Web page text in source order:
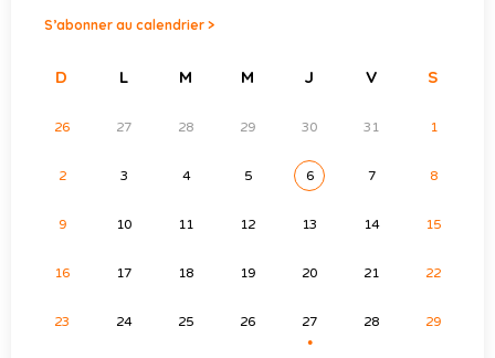
S’abonner au calendrier >
D L M M J V S
26 27 28 29 30 31 1
2 3 4 5 6 7 8
9 10 11 12 13 14 15
16 17 18 19 20 21 22
23 24 25 26 27
●
28 29